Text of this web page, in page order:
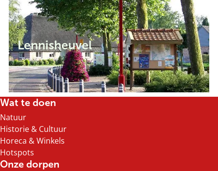
Lennisheuvel
i
s
h
e
u
v
e
l
Wat te doen
Natuur
Historie & Cultuur
Horeca & Winkels
Hotspots
Onze dorpen